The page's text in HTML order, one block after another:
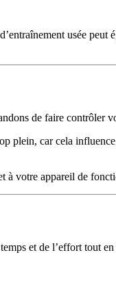
usée peut
de faire contrôler
plein, car cela
à votre appareil de
et de l’effort tout